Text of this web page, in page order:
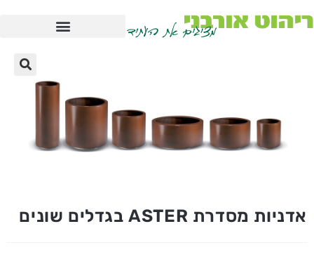
אדניות מסדרת ASTER בגדלים שונים